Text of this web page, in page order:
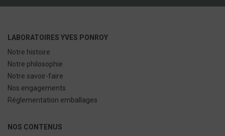
LABORATOIRES YVES PONROY
Notre histoire
Notre philosophie
Notre savoir-faire
Nos engagements
Réglementation emballages
NOS CONTENUS